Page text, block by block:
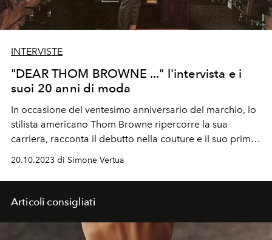
INTERVISTE
"DEAR THOM BROWNE ..." l'intervista e i
suoi 20 anni di moda
In occasione del ventesimo anniversario del marchio, lo
stilista americano Thom Browne ripercorre la sua
carriera, racconta il debutto nella couture e il suo primo
libro monografico.
20.10.2023 di Simone Vertua
Articoli consigliati